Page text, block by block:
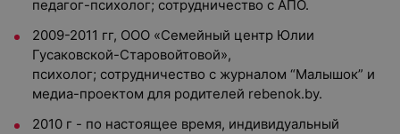
педагог-психолог; сотрудничество с АПО.
2009-2011 гг, ООО «Семейный центр Юлии
Гусаковской-Старовойтовой»,
психолог; сотрудничество с журналом “Малышок” и
медиа-проектом для родителей rebenok.by.
2010 г - по настоящее время, индивидуальный